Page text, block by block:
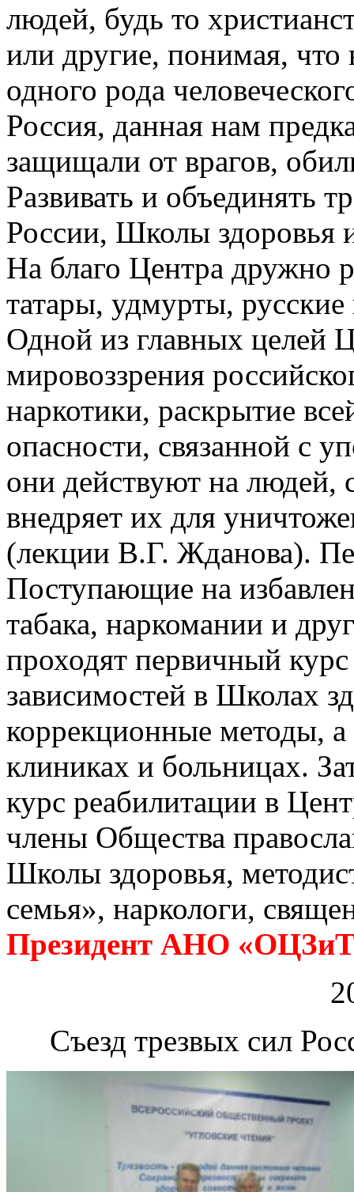
людей, будь то
или другие, понимая,
одного рода
Россия, данная нам
защищали от врагов,
Развивать и объединять
России, Школы здоровья
На благо Центра дружно
татары, удмурты, русские
Одной из главных целей
мировоззрения
наркотики, раскрытие
опасности, связанной с
они действуют на людей,
внедряет их для
(лекции В.Г. Жданова).
Поступающие на
табака, наркомании и
проходят первичный
зависимостей в Школах
коррекционные методы, а
клиниках и больницах.
курс реабилитации в
члены Общества
Школы здоровья,
семья», наркологи,
Президент АНО
Съезд трезвых сил